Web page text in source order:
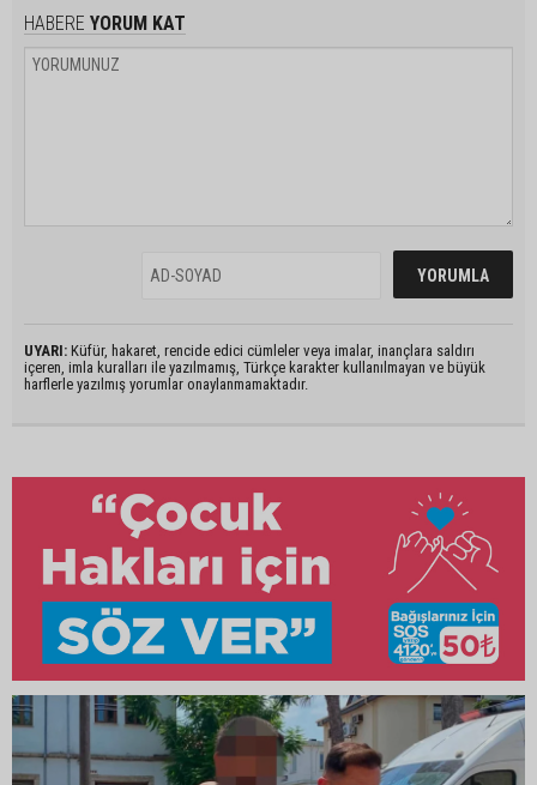
HABERE YORUM KAT
UYARI: Küfür, hakaret, rencide edici cümleler veya imalar, inançlara saldırı
içeren, imla kuralları ile yazılmamış, Türkçe karakter kullanılmayan ve büyük
harflerle yazılmış yorumlar onaylanmamaktadır.